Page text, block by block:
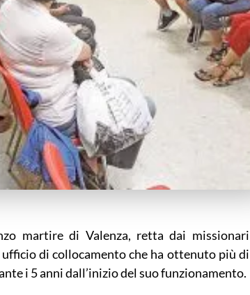
martire di Valenza, retta dai missionari
di collocamento che ha ottenuto più di
i 5 anni dall’inizio del suo funzionamento.